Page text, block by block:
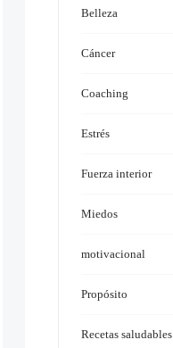
Belleza
Cáncer
Coaching
Estrés
Fuerza interior
Miedos
motivacional
Propósito
Recetas saludables